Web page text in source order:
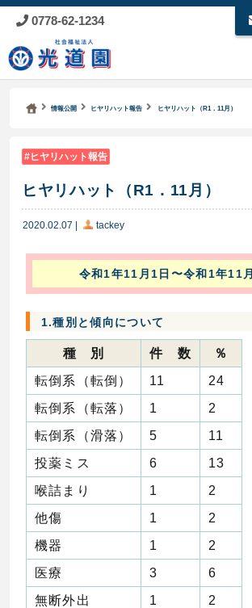
0778-62-1234
社会福祉法人 光道園
情報公開 ヒヤリハット報告 ヒヤリハット（R1．11月）
ヒヤリハット報告
ヒヤリハット（R1．11月）
2020.02.07 tackey
令和1年11月1日〜令和1年11
1.種別と傾向について
種 別 件 数
％
転倒系（転倒）
11
24
転倒系（転落）
1
2
転倒系（滑落）
5
11
投薬ミス
6
13
喉詰まり
1
2
他傷
1
2
機器
1
2
医療
3
6
無断外出
1
2